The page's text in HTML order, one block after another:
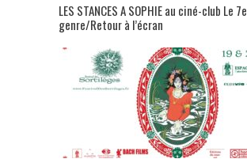
LES STANCES A SOPHIE au ciné-club Le 7e
genre/Retour à l’écran